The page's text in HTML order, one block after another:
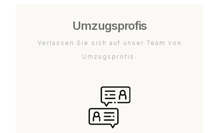
Umzugsprofis
Verlassen Sie sich auf unser Team von
Umzugsprofis.